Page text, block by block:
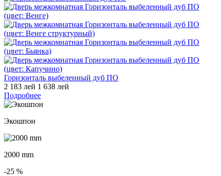
Горизонталь выбеленный дуб ПО
2 183 лей 1 638 лей
Подробнее
Экошпон
2000 mm
-25 %